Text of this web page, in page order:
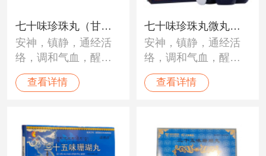
七十味珍珠丸（甘
露）
安神，镇静，通经活
络，调和气血，醒脑
开窍。用于“黑白脉
病”、“龙血”不调；中
脑震荡、心脏病、高
血压及神经性障碍。
查看详情
七十味珍珠丸微丸
（甘露）
安神，镇静，通经活
络，调和气血，醒脑
开窍。用于“黑白脉
病”、“龙血”不调；中
脑震荡、心脏病、高
血压及神经性障碍。
查看详情